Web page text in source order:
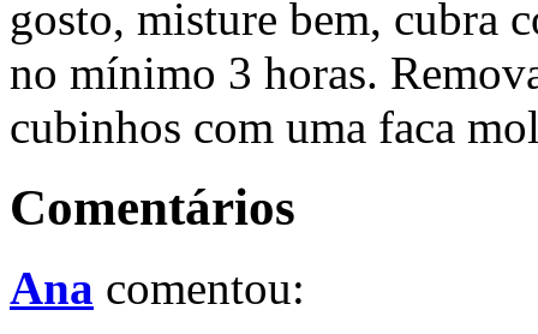
gosto, misture bem, cubra
no mínimo 3 horas.
cubinhos com uma faca
Comentários
Ana comentou: